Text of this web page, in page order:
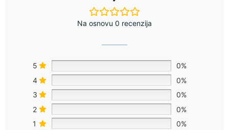
Na osnovu 0 recenzija
5
0%
4
0%
3
0%
2
0%
1
0%